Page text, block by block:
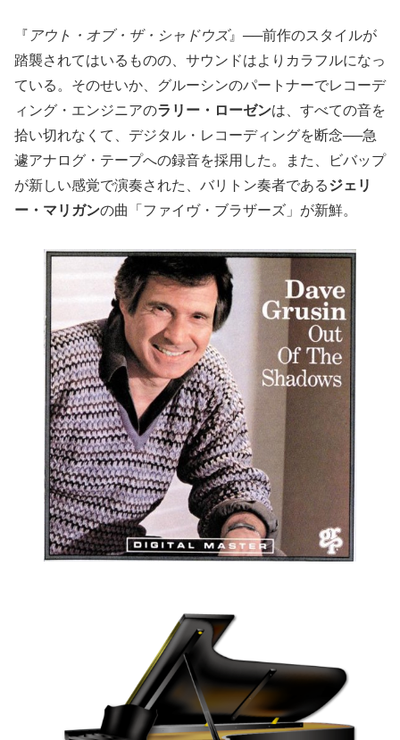
『 アウト・オブ・ザ・シャドウズ』──前作のスタイルが
踏襲されてはいるものの、サウンドはよりカラフルになっ
ている。そのせいか、グルーシンのパートナーでレコーデ
ィング・エンジニアのラリー・ローゼンは、すべての音を
拾い切れなくて、デジタル・レコーディングを断念──急
遽アナログ・テープへの録音を採用した。また、ビバップ
が新しい感覚で演奏された、バリトン奏者であるジェリ
ー・マリガンの曲「ファイヴ・ブラザーズ」が新鮮。